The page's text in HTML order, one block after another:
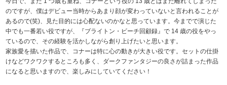
のですが、僕はデビュー当時からあまり顔が変わっていないと言われることが
あるので(笑)、見た目的には心配ないのかなと思っています。今までで演じた
中でも一番若い役ですが、『ブライトン・ビーチ回顧録』で 14 歳の役をやっ
ているので、その経験を活かしながら創り上げたいと思います。
家族愛を描いた作品で、コナーは特に心の動きが大きい役です。セットの仕掛
けなどワクワクするところも多く、ダークファンタジーの良さが詰まった作品
になると思いますので、楽しみにしていてください！